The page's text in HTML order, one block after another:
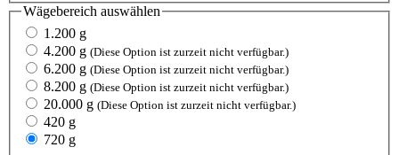
Wägebereich auswählen
1.200 g
4.200 g (Diese Option ist zurzeit nicht verfügbar.)
6.200 g (Diese Option ist zurzeit nicht verfügbar.)
8.200 g (Diese Option ist zurzeit nicht verfügbar.)
20.000 g (Diese Option ist zurzeit nicht verfügbar.)
420 g
720 g